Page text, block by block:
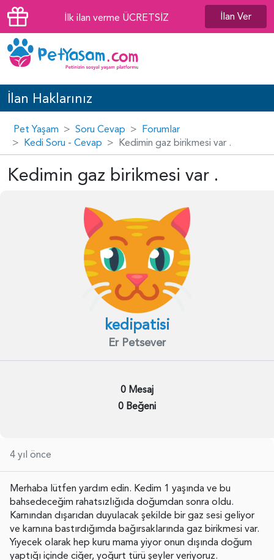
İlk ilan verme ÜCRETSİZ İlan Ver
İlan Haklarınız
Pet Yaşam Soru Cevap
Forumlar
Kedi Soru - Cevap
Kedimin gaz birikmesi var .
Kedimin gaz birikmesi var .
kedipatisi
Er Petsever
0 Mesaj
0 Beğeni
4 yıl önce
Merhaba lütfen yardım edin. Kedim 1 yaşında ve bu
bahsedeceğim rahatsızlığıda doğumdan sonra oldu.
Karnından dışarıdan duyulacak şekilde bir gaz sesi geliyor
ve karnına bastırdığımda bağırsaklarında gaz birikmesi var.
Yiyecek olarak hep kuru mama yiyor onun dışında doğum
yaptığı içinde ciğer, yoğurt türü şeyler veriyoruz.